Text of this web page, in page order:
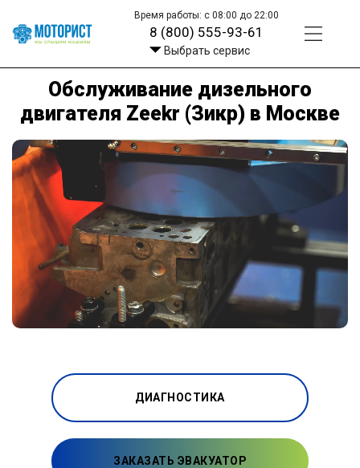
Время работы: с 08:00 до 22:00
8 (800) 555-93-61
Выбрать сервис
Обслуживание дизельного
двигателя Zeekr (Зикр) в Москве
ДИАГНОСТИКА
ЗАКАЗАТЬ ЭВАКУАТОР